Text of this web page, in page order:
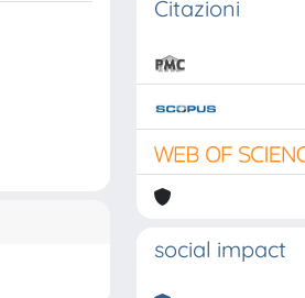
Citazioni
social impact